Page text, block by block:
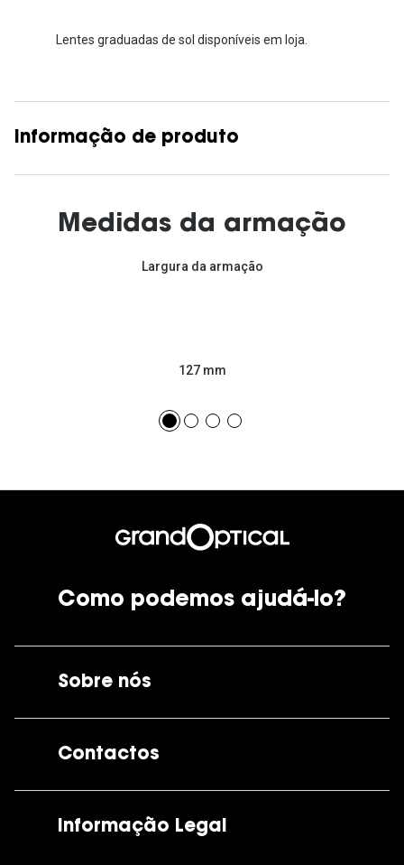
Lentes graduadas de sol disponíveis em loja.
Informação de produto
Medidas da armação
Largura da armação
127 mm
Como podemos ajudá-lo?
Sobre nós
Contactos
Informação Legal